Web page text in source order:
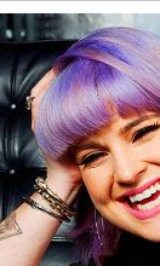
dari segi
berharap
katanya.